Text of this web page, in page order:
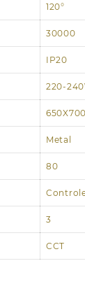
120°
30000
IP20
220-
Metal
80
3
CCT